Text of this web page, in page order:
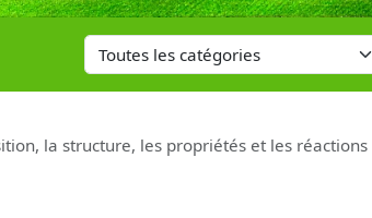
la structure, les propriétés et les